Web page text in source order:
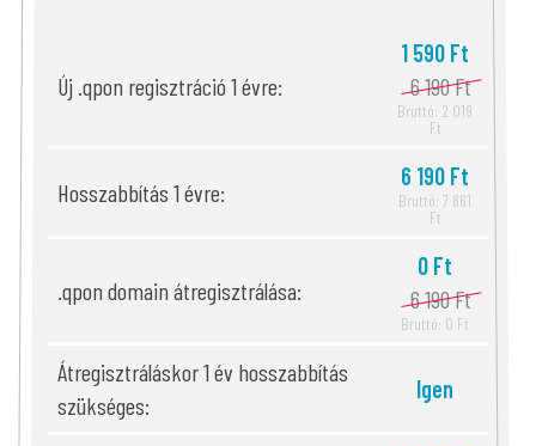
Új .qpon regisztráció 1 évre:
1 590 Ft
6 190 Ft
Bruttó: 2 019
Ft
Hosszabbítás 1 évre:
6 190 Ft
Bruttó: 7 861
Ft
.qpon domain átregisztrálása:
0 Ft
6 190 Ft
Bruttó: 0 Ft
Átregisztráláskor 1 év hosszabbítás
szükséges:
Igen